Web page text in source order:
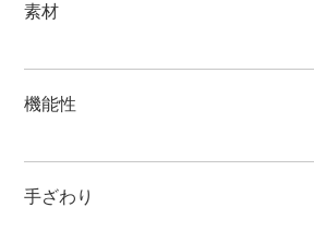
素材
機能性
手ざわり